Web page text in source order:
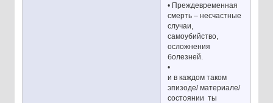
• Преждевременная
смерть – несчастные
случаи,
самоубийство,
осложнения
болезней.
•
и в каждом таком
эпизоде/ материале/
состоянии ты